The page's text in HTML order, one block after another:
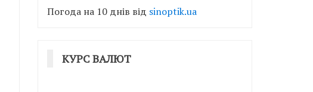
Погода на 10 днів від sinoptik.ua
КУРС ВАЛЮТ